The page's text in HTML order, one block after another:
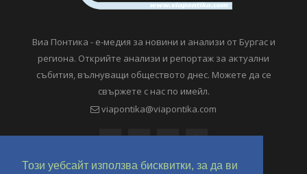
Този уебсайт използва бисквитки, за да ви
Виа Понтика - е-медия за новини и анализи от Бургас и
региона. Открийте анализи и репортаж за актуални
събития, вълнуващи обществото днес. Можете да се
свържете с нас по имейл.
viapontika@viapontika.com